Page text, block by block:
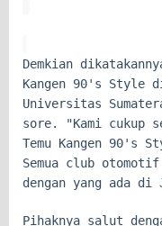
Demkian
Kangen 90's Style
Universitas
sore. "Kami cukup
Temu Kangen 90's
Semua club
dengan yang ada di
Pihaknya salut